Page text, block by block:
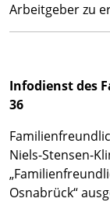
Arbeitgeber zu
Infodienst des
36
Niels-Stensen-
Osnabrück“